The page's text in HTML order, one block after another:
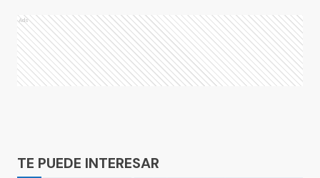
Ads
TE PUEDE INTERESAR